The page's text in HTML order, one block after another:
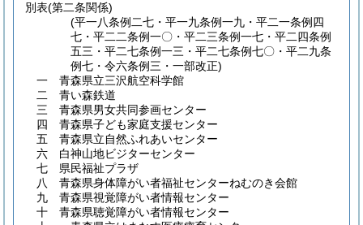
別表(第二条関係)
(平一八条例二七・平一九条例一九・平二一条例四
七・平二二条例一〇・平二三条例一七・平二四条例
五三・平二七条例一三・平二七条例七〇・平二九条
例七・令六条例三・一部改正)
一 青森県立三沢航空科学館
二 青い森鉄道
三 青森県男女共同参画センター
四 青森県子ども家庭支援センター
五 青森県立自然ふれあいセンター
六 白神山地ビジターセンター
七 県民福祉プラザ
八 青森県身体障がい者福祉センターねむのき会館
九 青森県視覚障がい者情報センター
十 青森県聴覚障がい者情報センター